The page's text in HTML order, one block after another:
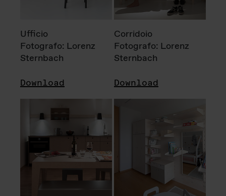
Ufficio
Fotografo: Lorenz
Sternbach
Download
Corridoio
Fotografo: Lorenz
Sternbach
Download